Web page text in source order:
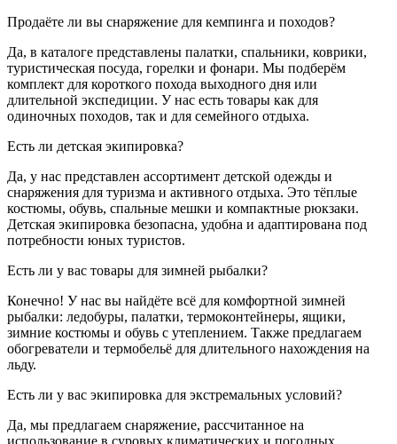
Продаёте ли вы снаряжение для кемпинга и походов?
Да, в каталоге представлены палатки, спальники, коврики,
туристическая посуда, горелки и фонари. Мы подберём
комплект для короткого похода выходного дня или
длительной экспедиции. У нас есть товары как для
одиночных походов, так и для семейного отдыха.
Есть ли детская экипировка?
Да, у нас представлен ассортимент детской одежды и
снаряжения для туризма и активного отдыха. Это тёплые
костюмы, обувь, спальные мешки и компактные рюкзаки.
Детская экипировка безопасна, удобна и адаптирована под
потребности юных туристов.
Есть ли у вас товары для зимней рыбалки?
Конечно! У нас вы найдёте всё для комфортной зимней
рыбалки: ледобуры, палатки, термоконтейнеры, ящики,
зимние костюмы и обувь с утеплением. Также предлагаем
обогреватели и термобельё для длительного нахождения на
льду.
Есть ли у вас экипировка для экстремальных условий?
Да, мы предлагаем снаряжение, рассчитанное на
использование в суровых климатических и погодных